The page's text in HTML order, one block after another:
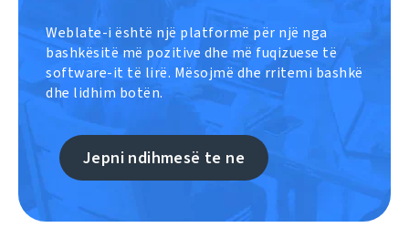
Weblate-i është një platformë për një nga
bashkësitë më pozitive dhe më fuqizuese të
software-it të lirë. Mësojmë dhe rritemi bashkë
dhe lidhim botën.
Jepni ndihmesë te ne